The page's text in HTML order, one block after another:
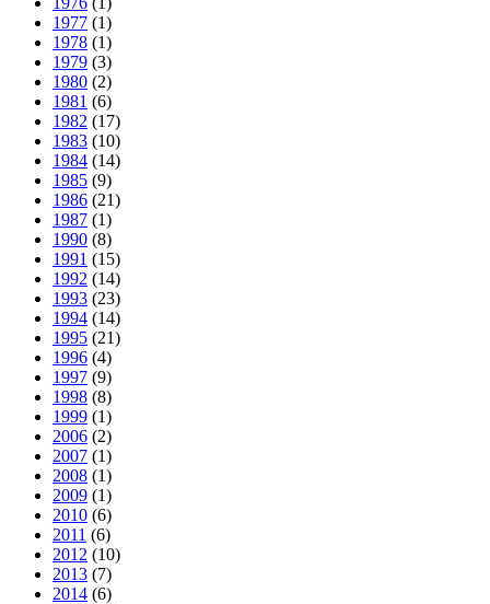
1977 (1)
1978 (1)
1979 (3)
1980 (2)
1981 (6)
1982 (17)
1983 (10)
1984 (14)
1985 (9)
1986 (21)
1987 (1)
1990 (8)
1991 (15)
1992 (14)
1993 (23)
1994 (14)
1995 (21)
1996 (4)
1997 (9)
1998 (8)
1999 (1)
2006 (2)
2007 (1)
2008 (1)
2009 (1)
2010 (6)
2011 (6)
2012 (10)
2013 (7)
2014 (6)